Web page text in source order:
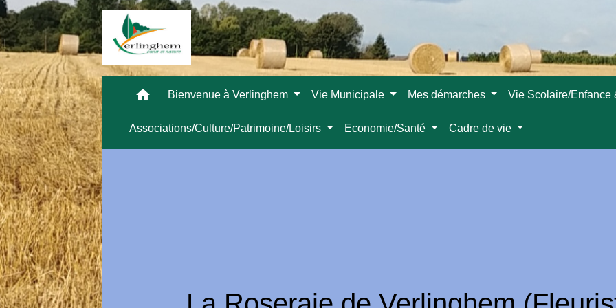
home Bienvenue à Verlinghem Vie Municipale Mes démarches Vie Scolaire/Enfance
Associations/Culture/Patrimoine/Loisirs Economie/Santé Cadre de vie